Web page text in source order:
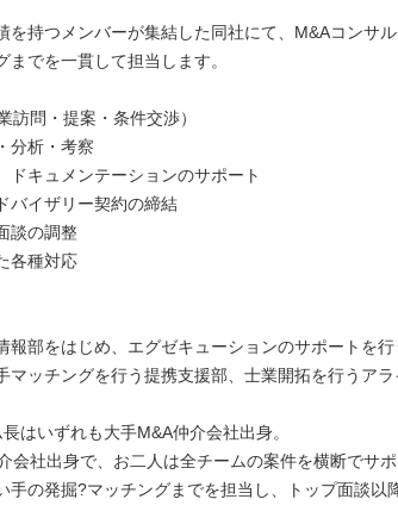
を持つメンバーが集結した同社にて、M&Aコンサ
でを一貫して担当します。
訪問・提案・条件交渉）
分析・考察
ドキュメンテーションのサポート
バイザリー契約の締結
談の調整
各種対応
報部をはじめ、エグゼキューションのサポートを
マッチングを行う提携支援部、士業開拓を行うア
はいずれも大手M&A仲介会社出身。
会社出身で、お二人は全チームの案件を横断でサポ
手の発掘?マッチングまでを担当し、トップ面談以